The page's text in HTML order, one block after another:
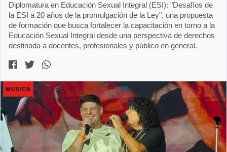
Diplomatura en Educación Sexual Integral (ESI): "Desafíos de
la ESI a 20 años de la promulgación de la Ley", una propuesta
de formación que busca fortalecer la capacitación en torno a la
Educación Sexual Integral desde una perspectiva de derechos
destinada a docentes, profesionales y público en general.
MUSICA